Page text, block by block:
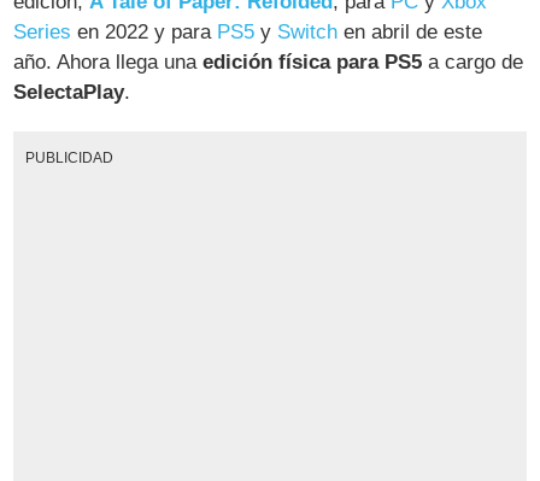
Series en 2022 y para PS5 y Switch en abril de este
año. Ahora llega unaedición física para PS5 a cargo de
SelectaPlay.
PUBLICIDAD